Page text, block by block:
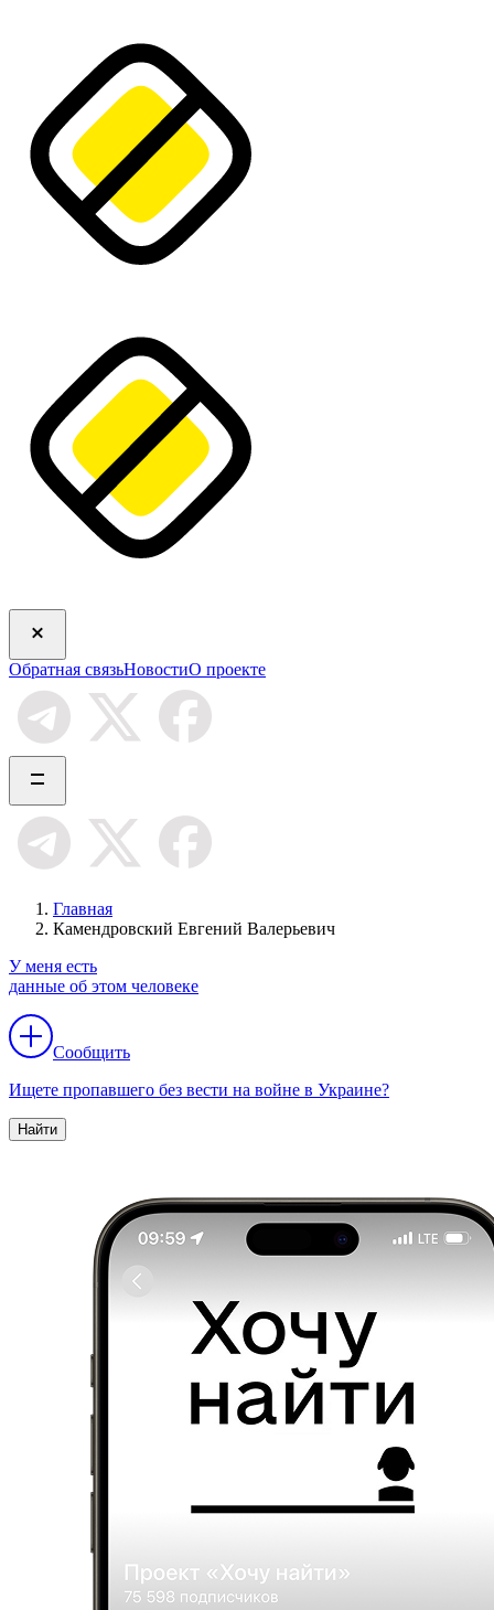
Обратная связьНовостиО проекте
Главная
Камендровский Евгений Валерьевич
У меня есть
данные об этом человеке
Сообщить
Ищете пропавшего без вести на войне в Украине?
Найти